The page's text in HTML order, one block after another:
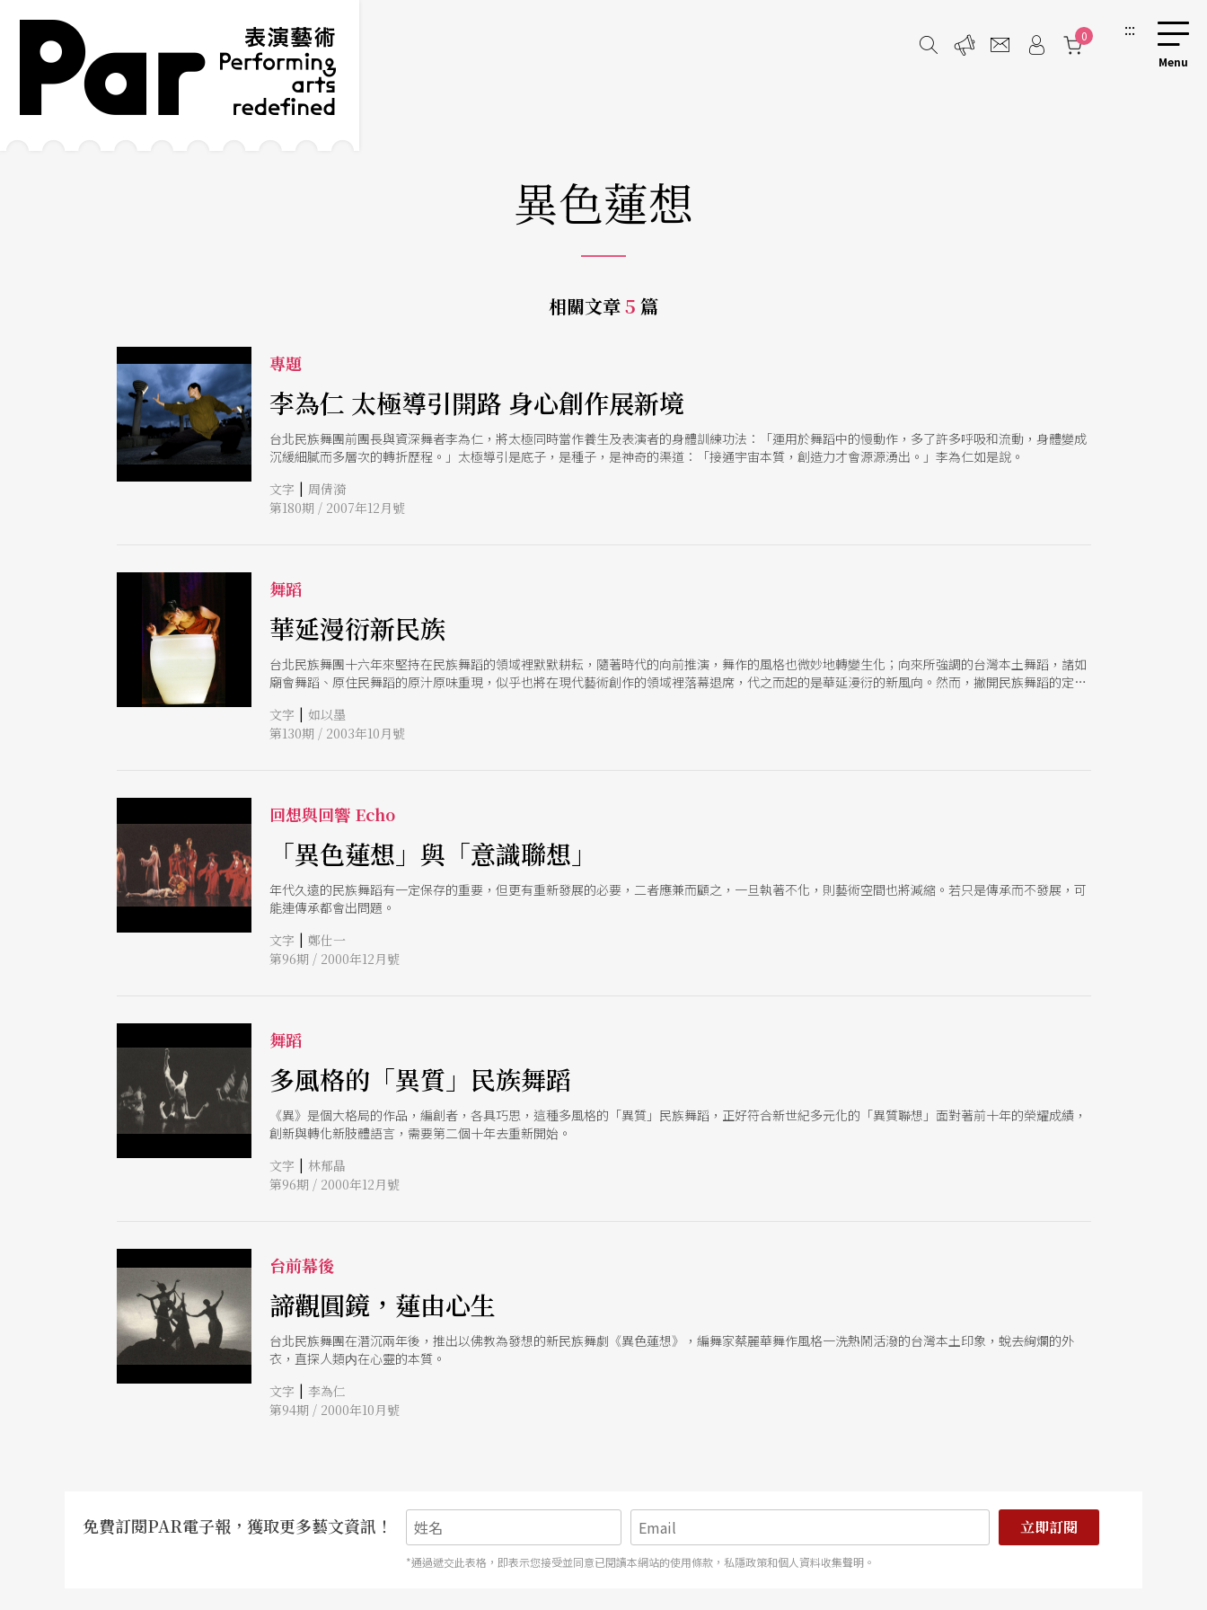
跳到主要內容區塊
網站導覽
0 :::
異色蓮想
相關文章5 篇
專題
李為仁 太極導引開路 身心創作展新境
台北民族舞團前團長與資深舞者李為仁，將太極同時當作養生及表演者的身體訓練功法：「運用於舞蹈中的慢動作，多了許多呼吸和流動，身體變成
沉緩細膩而多層次的轉折歷程。」太極導引是底子，是種子，是神奇的渠道：「接通宇宙本質，創造力才會源源湧出。」李為仁如是說。
文字 | 周倩漪
第180期 / 2007年12月號
舞蹈
華延漫衍新民族
台北民族舞團十六年來堅持在民族舞蹈的領域裡默默耕耘，隨著時代的向前推演，舞作的風格也微妙地轉變生化；向來所強調的台灣本土舞蹈，諸如
廟會舞蹈、原住民舞蹈的原汁原味重現，似乎也將在現代藝術創作的領域裡落幕退席，代之而起的是華延漫衍的新風向。然而，撇開民族舞蹈的定
文字 | 如以墨
第130期 / 2003年10月號
回想與回響 Echo
「異色蓮想」與「意識聯想」
年代久遠的民族舞蹈有一定保存的重要，但更有重新發展的必要，二者應兼而顧之，一旦執著不化，則藝術空間也將減縮。若只是傳承而不發展，可
能連傳承都會出問題。
文字 | 鄭仕一
第96期 / 2000年12月號
舞蹈
多風格的「異質」民族舞蹈
《異》是個大格局的作品，編創者，各具巧思，這種多風格的「異質」民族舞蹈，正好符合新世紀多元化的「異質聯想」面對著前十年的榮耀成績，
創新與轉化新肢體語言，需要第二個十年去重新開始。
文字 | 林郁晶
第96期 / 2000年12月號
台前幕後
諦觀圓鏡，蓮由心生
台北民族舞團在潛沉兩年後，推出以佛教為發想的新民族舞劇《異色蓮想》，編舞家蔡麗華舞作風格一洗熱鬧活潑的台灣本土印象，蛻去絢爛的外
衣，直探人類内在心靈的本質。
文字 | 李為仁
第94期 / 2000年10月號
免費訂閱PAR電子報，獲取更多藝文資訊！ 立即訂閱
*通過遞交此表格，即表示您接受並同意已閱讀本網站的使用條款，私隱政策和個人資料收集聲明。